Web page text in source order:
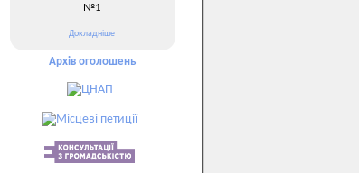
№1
Докладніше
Архів оголошень